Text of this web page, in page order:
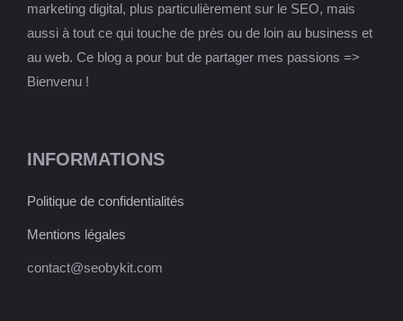
marketing digital, plus particulièrement sur le SEO, mais
aussi à tout ce qui touche de près ou de loin au business et
au web. Ce blog a pour but de partager mes passions =>
Bienvenu !
INFORMATIONS
Politique de confidentialités
Mentions légales
contact@seobykit.com